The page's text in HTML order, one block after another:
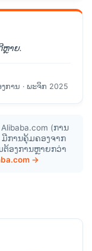
ຫຼາຍ.
ການ · ພະຈິກ 2025
(ການ
ມີການຄຸ້ມຄອງຈາກ
ຕ້ອງການຫຼາຍກວ່າ
→